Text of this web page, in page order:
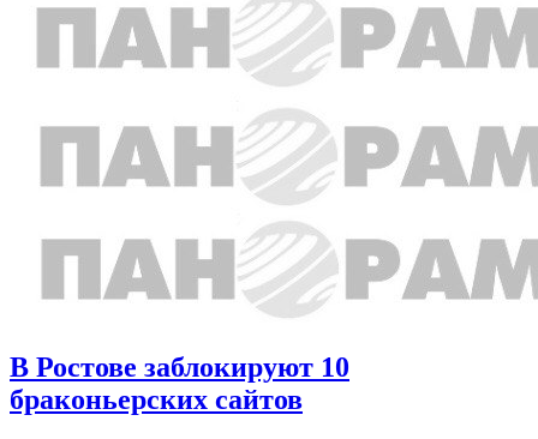
В Ростове заблокируют 10
браконьерских сайтов